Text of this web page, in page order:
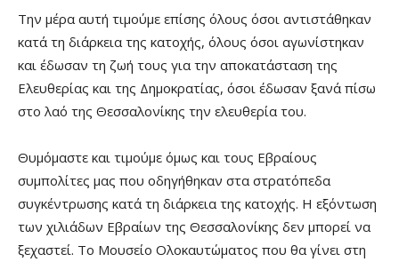
Την μέρα αυτή τιμούμε επίσης όλους όσοι αντιστάθηκαν
κατά τη διάρκεια της κατοχής, όλους όσοι αγωνίστηκαν
και έδωσαν τη ζωή τους για την αποκατάσταση της
Ελευθερίας και της Δημοκρατίας, όσοι έδωσαν ξανά πίσω
στο λαό της Θεσσαλονίκης την ελευθερία του.
Θυμόμαστε και τιμούμε όμως και τους Εβραίους
συμπολίτες μας που οδηγήθηκαν στα στρατόπεδα
συγκέντρωσης κατά τη διάρκεια της κατοχής. Η εξόντωση
των χιλιάδων Εβραίων της Θεσσαλονίκης δεν μπορεί να
ξεχαστεί. Το Μουσείο Ολοκαυτώματος που θα γίνει στη